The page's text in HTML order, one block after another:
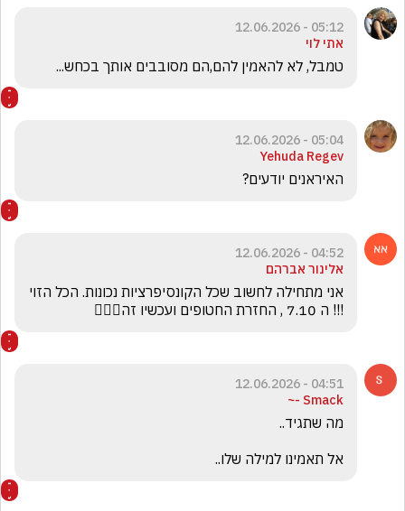
05:12 - 12.06.2026
אתי לוי
טמבל, לא להאמין להם,הם מסובבים אותך בכחש...
05:04 - 12.06.2026
Yehuda Regev
האיראנים יודעים?
04:52 - 12.06.2026
אלינור אברהם
!!! ה 7.10 , החזרת החטופים ועכשיו זה🤷🏼‍♀️
04:51 - 12.06.2026
Smack -~
אל תאמינו למילה שלו..